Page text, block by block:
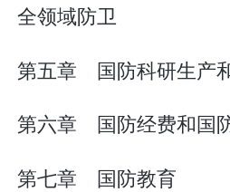
全领域防卫
第五章 国防科研生产
第六章 国防经费和国
第七章 国防教育